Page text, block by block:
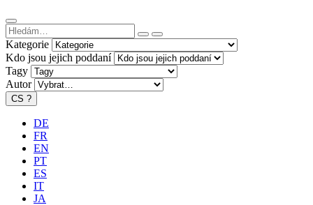
Kategorie
Kdo jsou jejich poddaní
Tagy
Autor
CS ?
DE
FR
EN
PT
ES
IT
JA